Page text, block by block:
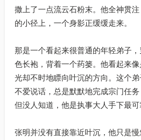
撒上了一点流云石粉末。他全神贯
的小径上，一个身影正缓缓走来。
那是一个看起来很普通的年轻弟子
色长袍，背着一个药篓。他看起来
光却不时地瞟向叶沉的方向。这个
不爱说话，总是默默地完成宗门任务
但没人知道，他是执事大人手下最可
张明并没有直接靠近叶沉，他只是